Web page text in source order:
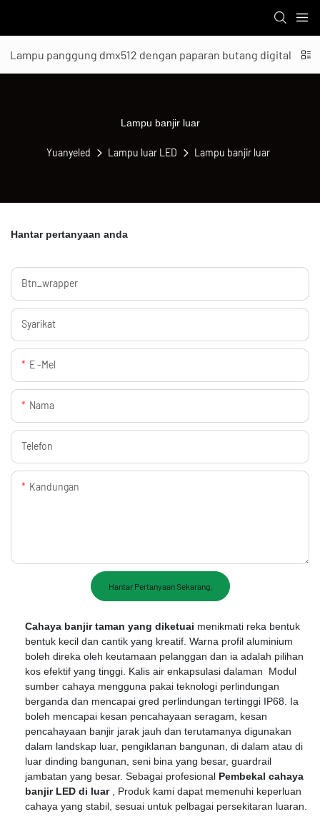
Lampu panggung dmx512 dengan paparan butang digital
Lampu banjir luar
Yuanyeled Lampu luar LED Lampu banjir luar
Hantar pertanyaan anda
Btn_wrapper
Syarikat
E -mel
Nama
Telefon
Kandungan
Hantar Pertanyaan Sekarang.
Cahaya banjir taman yang diketuai menikmati reka bentuk
bentuk kecil dan cantik yang kreatif. Warna profil aluminium
boleh direka oleh keutamaan pelanggan dan ia adalah pilihan
kos efektif yang tinggi. Kalis air enkapsulasi dalaman Modul
sumber cahaya mengguna pakai teknologi perlindungan
berganda dan mencapai gred perlindungan tertinggi IP68. Ia
boleh mencapai kesan pencahayaan seragam, kesan
pencahayaan banjir jarak jauh dan terutamanya digunakan
dalam landskap luar, pengiklanan bangunan, di dalam atau di
luar dinding bangunan, seni bina yang besar, guardrail
jambatan yang besar. Sebagai profesional Pembekal cahaya
banjir LED di luar
, Produk kami dapat memenuhi keperluan
cahaya yang stabil, sesuai untuk pelbagai persekitaran luaran.